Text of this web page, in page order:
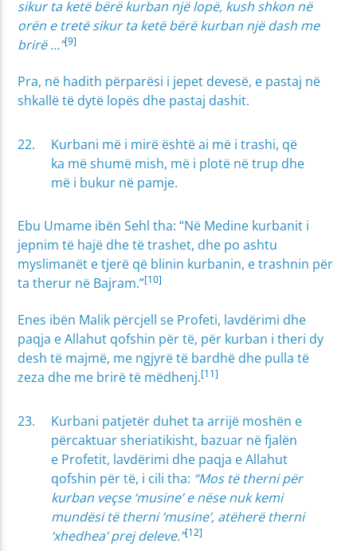
sikur ta ketë bërë kurban një lopë, kush shkon në
orën e tretë sikur ta ketë bërë kurban një dash me
brirë …”[9]
Pra, në hadith përparësi i jepet devesë, e pastaj në
shkallë të dytë lopës dhe pastaj dashit.
Kurbani më i mirë është ai më i trashi, që
ka më shumë mish, më i plotë në trup dhe
më i bukur në pamje.
Ebu Umame ibën Sehl tha: “Në Medine kurbanit i
jepnim të hajë dhe të trashet, dhe po ashtu
myslimanët e tjerë që blinin kurbanin, e trashnin për
ta therur në Bajram.”[10]
Enes ibën Malik përcjell se Profeti, lavdërimi dhe
paqja e Allahut qofshin për të, për kurban i theri dy
desh të majmë, me ngjyrë të bardhë dhe pulla të
zeza dhe me brirë të mëdhenj.[11]
Kurbani patjetër duhet ta arrijë moshën e
përcaktuar sheriatikisht, bazuar në fjalën
e Profetit, lavdërimi dhe paqja e Allahut
qofshin për të, i cili tha: “Mos të therni për
kurban veçse ‘musine’ e nëse nuk kemi
mundësi të therni ‘musine’, atëherë therni
‘xhedhea’ prej deleve.”[12]